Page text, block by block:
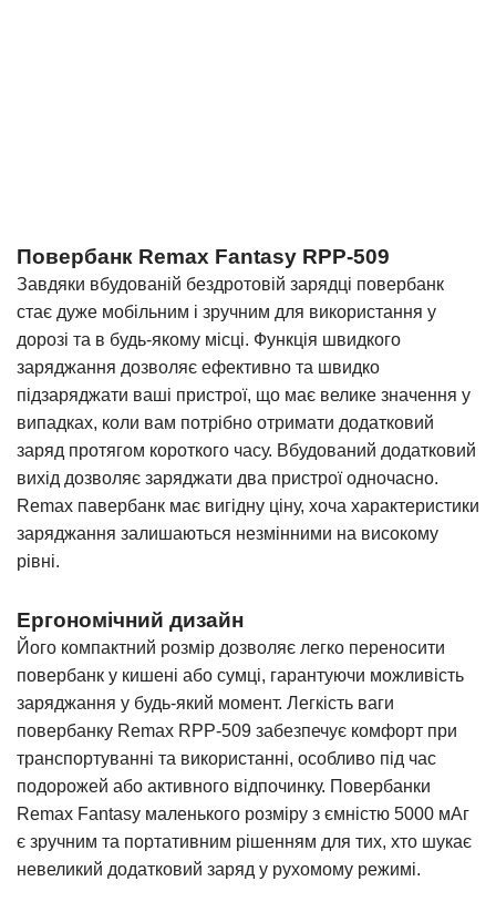
Повербанк Remax Fantasy RPP-509
Завдяки вбудованій бездротовій зарядці повербанк
стає дуже мобільним і зручним для використання у
дорозі та в будь-якому місці. Функція швидкого
заряджання дозволяє ефективно та швидко
підзаряджати ваші пристрої, що має велике значення у
випадках, коли вам потрібно отримати додатковий
заряд протягом короткого часу. Вбудований додатковий
вихід дозволяє заряджати два пристрої одночасно.
Remax павербанк має вигідну ціну, хоча характеристики
заряджання залишаються незмінними на високому
рівні.
Ергономічний дизайн
Його компактний розмір дозволяє легко переносити
повербанк у кишені або сумці, гарантуючи можливість
заряджання у будь-який момент. Легкість ваги
повербанку Remax RPP-509 забезпечує комфорт при
транспортуванні та використанні, особливо під час
подорожей або активного відпочинку. Повербанки
Remax Fantasy маленького розміру з ємністю 5000 мАг
є зручним та портативним рішенням для тих, хто шукає
невеликий додатковий заряд у рухомому режимі.